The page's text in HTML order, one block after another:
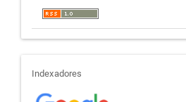
indexadores
Indexadores